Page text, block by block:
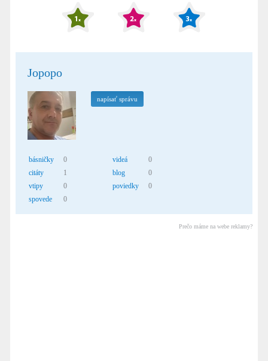
Jopopo
napísať správu
básničky
0
citáty
1
vtipy
0
spovede
0
videá
0
blog
0
poviedky
0
Prečo máme na webe reklamy?